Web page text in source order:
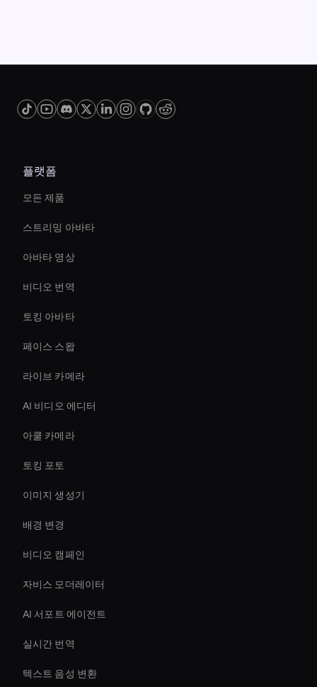
플랫폼
모든 제품
스트리밍 아바타
아바타 영상
비디오 번역
토킹 아바타
페이스 스왑
라이브 카메라
AI 비디오 에디터
아쿨 카메라
토킹 포토
이미지 생성기
배경 변경
비디오 캠페인
자비스 모더레이터
AI 서포트 에이전트
실시간 번역
텍스트 음성 변환